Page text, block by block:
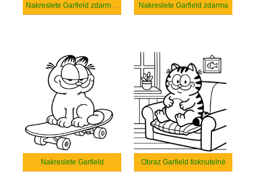
Nakreslete Garfield zdarma základní Nakreslete Garfield zdarma
Nakreslete Garfield Obraz Garfield tisknutelné